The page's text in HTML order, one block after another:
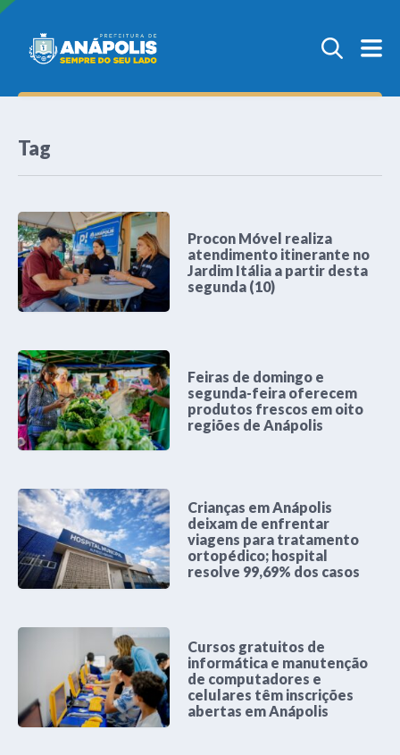
Tag
Procon Móvel realiza
atendimento itinerante no
Jardim Itália a partir desta
segunda (10)
Feiras de domingo e
segunda-feira oferecem
produtos frescos em oito
regiões de Anápolis
Crianças em Anápolis
deixam de enfrentar
viagens para tratamento
ortopédico; hospital
resolve 99,69% dos casos
Cursos gratuitos de
informática e manutenção
de computadores e
celulares têm inscrições
abertas em Anápolis